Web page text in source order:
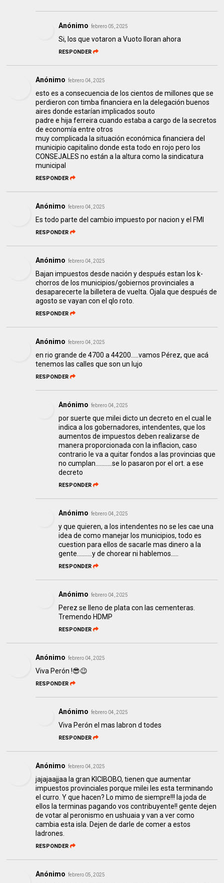
Anónimo febrero 05, 2025
Si, los que votaron a Vuoto lloran ahora
RESPONDER
Anónimo febrero 04, 2025
esto es a consecuencia de los cientos de millones que se
perdieron con timba financiera en la delegación buenos
aires donde estarían implicados souto
padre e hija ferreira cuando estaba a cargo de la secretos
de economía entre otros
muy complicada la situación económica financiera del
municipio capitalino donde esta todo en rojo pero los
CONSEJALES no están a la altura como la sindicatura
municipal
RESPONDER
Anónimo febrero 04, 2025
Es todo parte del cambio impuesto por nacion y el FMI
RESPONDER
Anónimo febrero 04, 2025
Bajan impuestos desde nación y después estan los k-
chorros de los municipios/gobiernos provinciales a
desaparecerte la billetera de vuelta. Ojala que después de
agosto se vayan con el qlo roto.
RESPONDER
Anónimo febrero 04, 2025
en rio grande de 4700 a 44200.....vamos Pérez, que acá
tenemos las calles que son un lujo
RESPONDER
Anónimo febrero 04, 2025
por suerte que milei dicto un decreto en el cual le
indica a los gobernadores, intendentes, que los
aumentos de impuestos deben realizarse de
manera proporcionada con la inflacion, caso
contrario le va a quitar fondos a las provincias que
no cumplan...........se lo pasaron por el ort. a ese
decreto
RESPONDER
Anónimo febrero 04, 2025
y que quieren, a los intendentes no se les cae una
idea de como manejar los municipios, todo es
cuestion para ellos de sacarle mas dinero a la
gente..........y de chorear ni hablemos.....
RESPONDER
Anónimo febrero 04, 2025
Perez se lleno de plata con las cementeras.
Tremendo HDMP
RESPONDER
Anónimo febrero 04, 2025
Viva Perón !😎😉
RESPONDER
Anónimo febrero 04, 2025
Viva Perón el mas labron d todes
RESPONDER
Anónimo febrero 04, 2025
jajajaajjaa la gran KICIBOBO, tienen que aumentar
impuestos provinciales porque milei les esta terminando
el curro. Y que hacen? Lo mimo de siempre!!! la joda de
ellos la terminas pagando vos contribuyente!! gente dejen
de votar al peronismo en ushuaia y van a ver como
cambia esta isla. Dejen de darle de comer a estos
ladrones.
RESPONDER
Anónimo febrero 05, 2025